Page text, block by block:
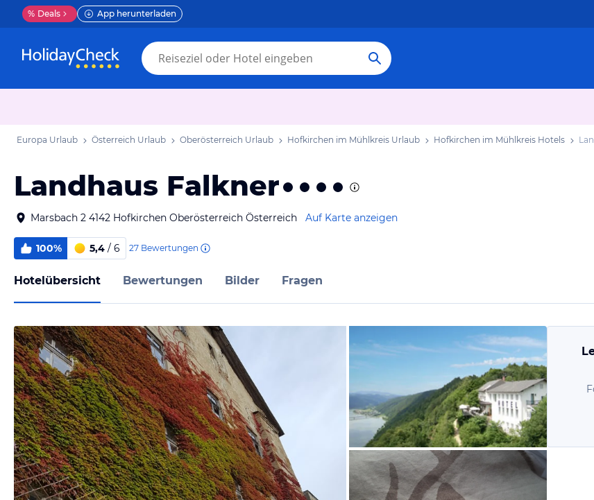
% Deals App herunterladen
Europa Urlaub Österreich Urlaub Oberösterreich Urlaub Hofkirchen im Mühlkreis Urlaub Hofkirchen im Mühlkreis Hotels
Landhaus Falkner
Marsbach 2 4142 Hofkirchen Oberösterreich Österreich Auf Karte anzeigen
100% 5,4 / 6 27 Bewertungen
Hotelübersicht Bewertungen Bilder Fragen
von Wolfgang, Juli 2006